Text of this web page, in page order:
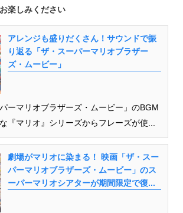
楽しみください
アレンジも盛りだくさん！サウンドで振
り返る「ザ・スーパーマリオブラザー
ズ・ムービー」
ーマリオブラザーズ・ムービー」のBGM
『マリオ』シリーズからフレーズが使...
劇場がマリオに染まる！ 映画「ザ・スー
パーマリオブラザーズ・ムービー」のス
ーパーマリオシアターが期間限定で復...